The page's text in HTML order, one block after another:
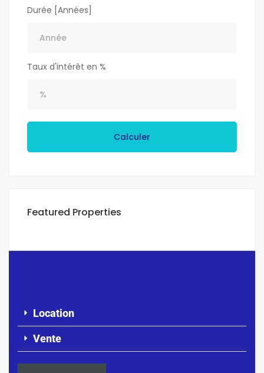
Durée [Années]
Taux d'intérêt en %
Calculer
Featured Properties
Location
Vente